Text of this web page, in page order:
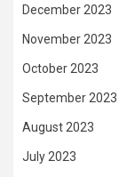
December 2023
November 2023
October 2023
September 2023
August 2023
July 2023